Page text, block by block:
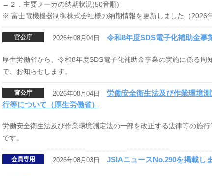
→２．主要メーカの納期状況(50音順)
※ 富士電機機器制御株式会社様の納期情報を更新しました（2026
官公庁 2026年08月04日 令和8年度SDS電子化補助金事
厚生労働省から、令和8年度SDS電子化補助金事業の実施に係る周
で、お知らせします。
官公庁 2026年08月04日
労働安全衛生法及び作業環境
行等について（厚生労働省）
労働安全衛生法及び作業環境測定法の一部を改正する法律等の施
です。
会員専用 2026年08月03日 JSIAニュースNo.290を掲載しま